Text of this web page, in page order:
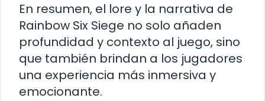
En resumen, el lore y la narrativa de
Rainbow Six Siege no solo añaden
profundidad y contexto al juego, sino
que también brindan a los jugadores
una experiencia más inmersiva y
emocionante.